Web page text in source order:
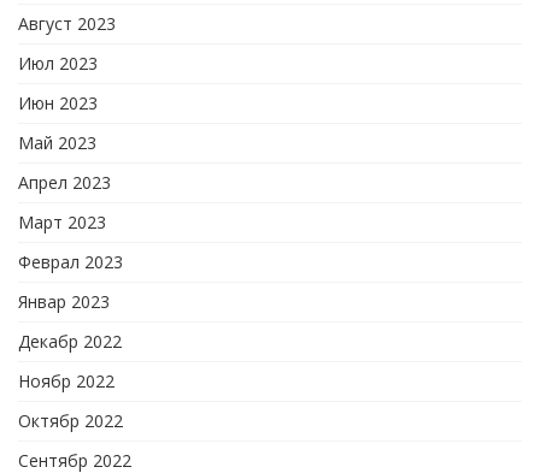
Август 2023
Июл 2023
Июн 2023
Май 2023
Апрел 2023
Март 2023
Феврал 2023
Январ 2023
Декабр 2022
Ноябр 2022
Октябр 2022
Сентябр 2022